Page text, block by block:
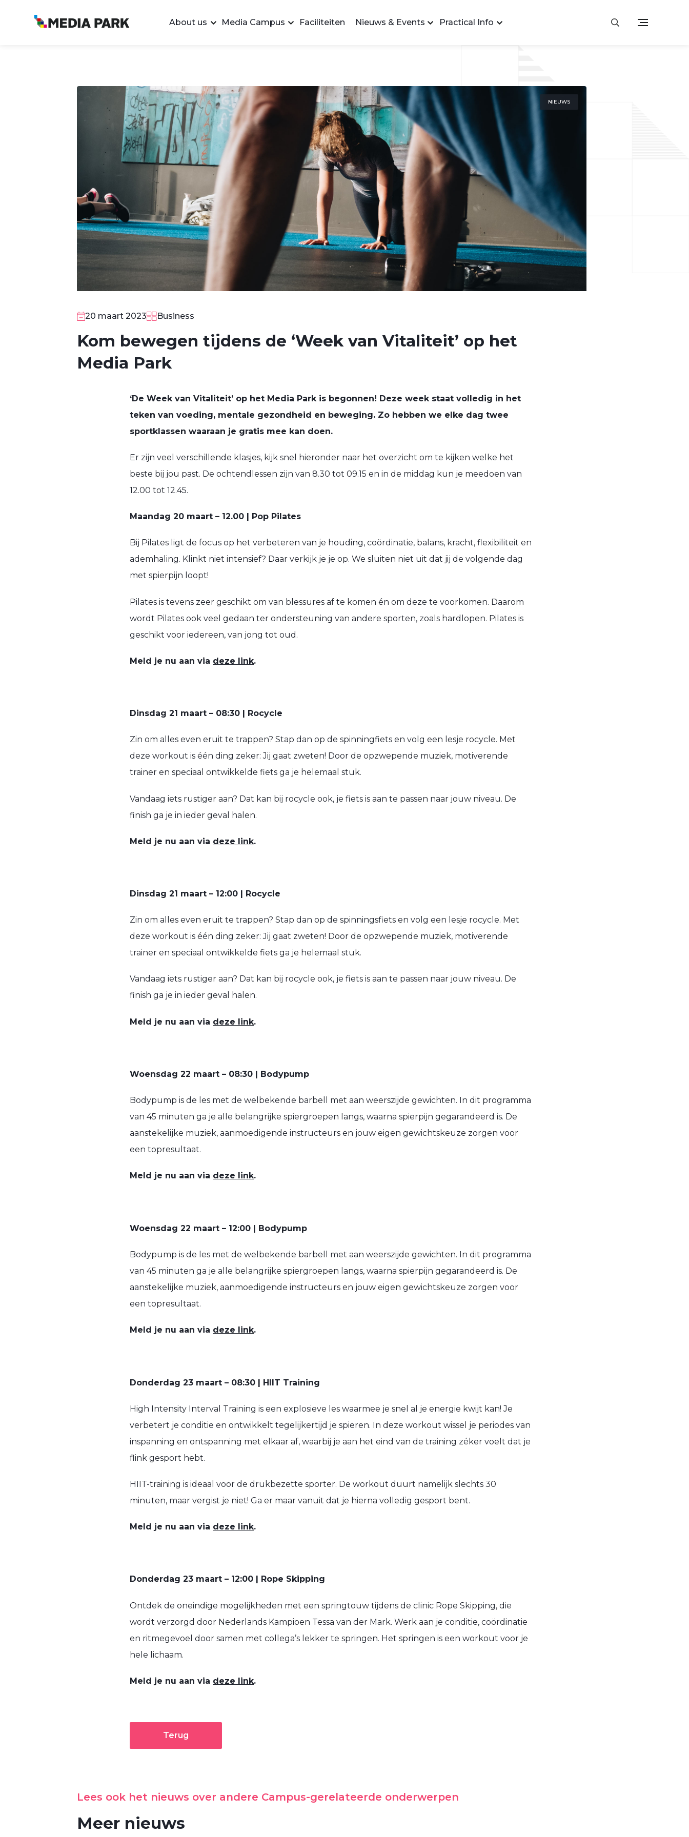
About us Media Campus Faciliteiten Nieuws & Events Practical Info
NIEUWS
20 maart 2023 Business
Kom bewegen tijdens de ‘Week van Vitaliteit’ op het
Media Park
‘De Week van Vitaliteit’ op het Media Park is begonnen! Deze week staat volledig in het
teken van voeding, mentale gezondheid en beweging. Zo hebben we elke dag twee
sportklassen waaraan je gratis mee kan doen.
Er zijn veel verschillende klasjes, kijk snel hieronder naar het overzicht om te kijken welke het
beste bij jou past. De ochtendlessen zijn van 8.30 tot 09.15 en in de middag kun je meedoen van
12.00 tot 12.45.
Maandag 20 maart – 12.00 | Pop Pilates
Bij Pilates ligt de focus op het verbeteren van je houding, coördinatie, balans, kracht, flexibiliteit en
ademhaling. Klinkt niet intensief? Daar verkijk je je op. We sluiten niet uit dat jij de volgende dag
met spierpijn loopt!
Pilates is tevens zeer geschikt om van blessures af te komen én om deze te voorkomen. Daarom
wordt Pilates ook veel gedaan ter ondersteuning van andere sporten, zoals hardlopen. Pilates is
geschikt voor iedereen, van jong tot oud.
Meld je nu aan via deze link.
Dinsdag 21 maart – 08:30 | Rocycle
Zin om alles even eruit te trappen? Stap dan op de spinningfiets en volg een lesje rocycle. Met
deze workout is één ding zeker: Jij gaat zweten! Door de opzwepende muziek, motiverende
trainer en speciaal ontwikkelde fiets ga je helemaal stuk.
Vandaag iets rustiger aan? Dat kan bij rocycle ook, je fiets is aan te passen naar jouw niveau. De
finish ga je in ieder geval halen.
Meld je nu aan via deze link.
Dinsdag 21 maart – 12:00 | Rocycle
Zin om alles even eruit te trappen? Stap dan op de spinningsfiets en volg een lesje rocycle. Met
deze workout is één ding zeker: Jij gaat zweten! Door de opzwepende muziek, motiverende
trainer en speciaal ontwikkelde fiets ga je helemaal stuk.
Vandaag iets rustiger aan? Dat kan bij rocycle ook, je fiets is aan te passen naar jouw niveau. De
finish ga je in ieder geval halen.
Meld je nu aan via deze link.
Woensdag 22 maart – 08:30 | Bodypump
Bodypump is de les met de welbekende barbell met aan weerszijde gewichten. In dit programma
van 45 minuten ga je alle belangrijke spiergroepen langs, waarna spierpijn gegarandeerd is. De
aanstekelijke muziek, aanmoedigende instructeurs en jouw eigen gewichtskeuze zorgen voor
een topresultaat.
Meld je nu aan via deze link.
Woensdag 22 maart – 12:00 | Bodypump
Bodypump is de les met de welbekende barbell met aan weerszijde gewichten. In dit programma
van 45 minuten ga je alle belangrijke spiergroepen langs, waarna spierpijn gegarandeerd is. De
aanstekelijke muziek, aanmoedigende instructeurs en jouw eigen gewichtskeuze zorgen voor
een topresultaat.
Meld je nu aan via deze link.
Donderdag 23 maart – 08:30 | HIIT Training
High Intensity Interval Training is een explosieve les waarmee je snel al je energie kwijt kan! Je
verbetert je conditie en ontwikkelt tegelijkertijd je spieren. In deze workout wissel je periodes van
inspanning en ontspanning met elkaar af, waarbij je aan het eind van de training zéker voelt dat je
flink gesport hebt.
HIIT-training is ideaal voor de drukbezette sporter. De workout duurt namelijk slechts 30
minuten, maar vergist je niet! Ga er maar vanuit dat je hierna volledig gesport bent.
Meld je nu aan via deze link.
Donderdag 23 maart – 12:00 | Rope Skipping
Ontdek de oneindige mogelijkheden met een springtouw tijdens de clinic Rope Skipping, die
wordt verzorgd door Nederlands Kampioen Tessa van der Mark. Werk aan je conditie, coördinatie
en ritmegevoel door samen met collega’s lekker te springen. Het springen is een workout voor je
hele lichaam.
Meld je nu aan via deze link.
Terug
Lees ook het nieuws over andere Campus-gerelateerde onderwerpen
Meer nieuws